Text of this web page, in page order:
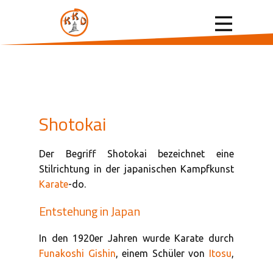
Shotokai
Der Begriff Shotokai bezeichnet eine
Stilrichtung in der japanischen Kampfkunst
Karate-do.
Entstehung in Japan
In den 1920er Jahren wurde Karate durch
Funakoshi Gishin, einem Schüler von Itosu,